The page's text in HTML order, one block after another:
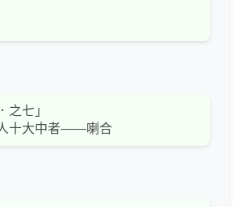
之七」
十大中者——喇合